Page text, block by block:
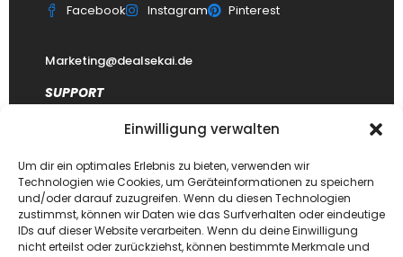
Einwilligung verwalten
Um dir ein optimales Erlebnis zu bieten, verwenden wir
Technologien wie Cookies, um Geräteinformationen zu speichern
und/oder darauf zuzugreifen. Wenn du diesen Technologien
zustimmst, können wir Daten wie das Surfverhalten oder eindeutige
IDs auf dieser Website verarbeiten. Wenn du deine Einwilligung
nicht erteilst oder zurückziehst, können bestimmte Merkmale und
Facebook Instagram Pinterest
Marketing@dealsekai.de
SUPPORT
datenschutzerklärung
Impressum
Haftungsausschluss
FAQ Dealsekai